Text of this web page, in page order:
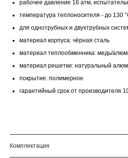
рабочее давление 16 атм,
температура теплоносителя - до 130
для однотрубных и двухтрубных
материал корпуса: чёрная сталь
материал теплообменника: медь/
материал решетки: натуральный
покрытие: полимерное
гарантийный срок от производителя
Комплектация